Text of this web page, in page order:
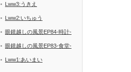
Lww3:うきえ
Lww2:いちゅう
眼鏡越しの風景EP84-時計-
眼鏡越しの風景EP83-食堂-
Lww1:あいまい